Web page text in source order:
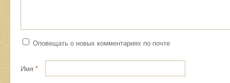
Оповещать о новых комментариях по почте
Имя *